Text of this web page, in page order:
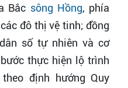
Bắc sông Hồng, phía
đô thị vệ tinh; đồng
số tự nhiên và cơ
thực hiện lộ trình
định hướng Quy